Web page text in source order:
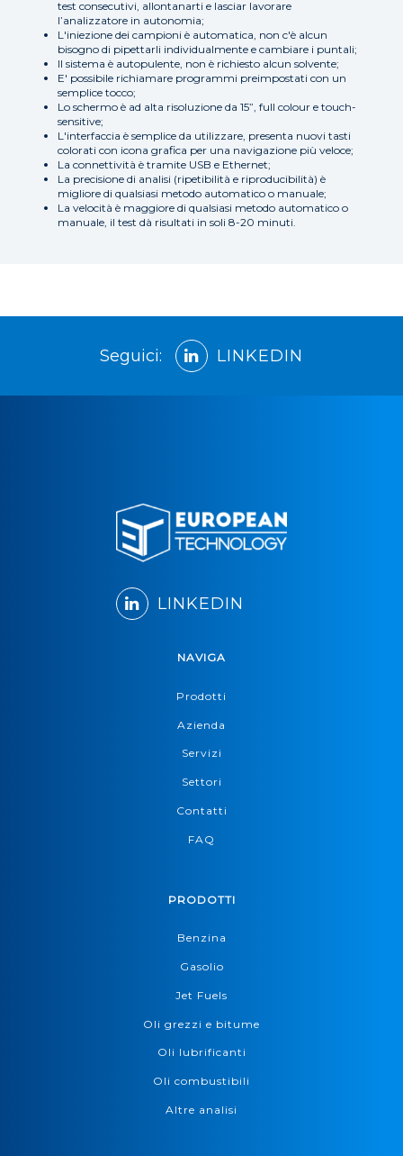
test consecutivi, allontanarti e lasciar lavorare
l’analizzatore in autonomia;
L'iniezione dei campioni è automatica, non c'è alcun
bisogno di pipettarli individualmente e cambiare i puntali;
Il sistema è autopulente, non è richiesto alcun solvente;
E' possibile richiamare programmi preimpostati con un
semplice tocco;
Lo schermo è ad alta risoluzione da 15”, full colour e touch-
sensitive;
L'interfaccia è semplice da utilizzare, presenta nuovi tasti
colorati con icona grafica per una navigazione più veloce;
La connettività è tramite USB e Ethernet;
La precisione di analisi (ripetibilità e riproducibilità) è
migliore di qualsiasi metodo automatico o manuale;
La velocità è maggiore di qualsiasi metodo automatico o
manuale, il test dà risultati in soli 8-20 minuti.
Seguici: LINKEDIN
LINKEDIN
NAVIGA
Prodotti
Azienda
Servizi
Settori
Contatti
FAQ
PRODOTTI
Benzina
Gasolio
Jet Fuels
Oli grezzi e bitume
Oli lubrificanti
Oli combustibili
Altre analisi